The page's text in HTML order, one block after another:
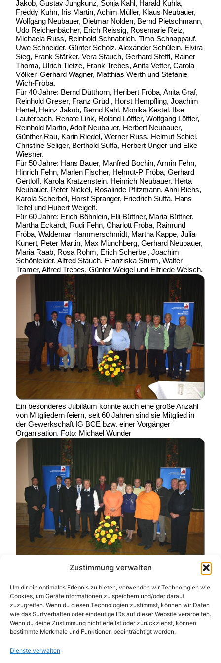
Zustimmung verwalten
Um dir ein optimales Erlebnis zu bieten, verwenden wir Technologien wie
Cookies, um Geräteinformationen zu speichern und/oder darauf
zuzugreifen. Wenn du diesen Technologien zustimmst, können wir Daten
wie das Surfverhalten oder eindeutige IDs auf dieser Website verarbeiten.
Wenn du deine Zustimmung nicht erteilst oder zurückziehst, können
bestimmte Merkmale und Funktionen beeinträchtigt werden.
Dienste verwalten
Jakob, Gustav Jungkunz, Sonja Kahl, Harald Kuhla,
Freddy Kuhn, Iris Martin, Achim Müller, Klaus Neubauer,
Wolfgang Neubauer, Dietmar Nolden, Bernd Pietschmann,
Udo Reichenbächer, Erich Reissig, Rosemarie Reiz,
Michaela Russ, Reinhold Schnabrich, Timo Schnappauf,
Uwe Schneider, Günter Scholz, Alexander Schülein, Elvira
Sieg, Frank Stärker, Vera Stauch, Gerhard Steffl, Rainer
Thoma, Ulrich Tietze, Frank Trebes, Anita Vetter, Carola
Völker, Gerhard Wagner, Matthias Werth und Stefanie
Wich-Fröba.
Für 40 Jahre: Bernd Dütthorn, Heribert Fröba, Anita Graf,
Reinhold Greser, Franz Grüdl, Horst Hempfling, Joachim
Hertel, Heinz Jakob, Bernd Kahl, Monika Kestel, Ilse
Lauterbach, Renate Link, Roland Löffler, Wolfgang Löffler,
Reinhold Martin, Adolf Neubauer, Herbert Neubauer,
Günther Rau, Karin Riedel, Werner Russ, Helmut Schiel,
Christine Seliger, Berthold Suffa, Herbert Unger und Elke
Wiesner.
Für 50 Jahre: Hans Bauer, Manfred Bochin, Armin Fehn,
Hinrich Fehn, Marlen Fischer, Helmut-P Fröba, Gerhard
Gertloff, Karola Kratzenstein, Heinrich Neubauer, Herta
Neubauer, Peter Nickel, Rosalinde Pfitzmann, Anni Riehs,
Karola Scherbel, Horst Spranger, Friedrich Suffa, Hans
Teifel und Hubert Weigelt.
Für 60 Jahre: Erich Böhnlein, Elli Büttner, Maria Büttner,
Martha Eckardt, Rudi Fehn, Charlott Fröba, Raimund
Fröba, Waldemar Hammerschmidt, Martha Kappe, Julia
Kunert, Peter Martin, Max Münchberg, Gerhard Neubauer,
Maria Raab, Rosa Rohm, Erich Scherbel, Joachim
Schönfelder, Alfred Stauch, Franziska Sturm, Walter
Tramer, Alfred Trebes, Günter Weigel und Elfriede Welsch.
Ein besonderes Jubiläum konnte auch eine große Anzahl
von Mitgliedern feiern, seit 60 Jahren sind sie Mitglied in
der Gewerkschaft IG BCE bzw. einer Vorgänger
Organisation. Foto: Michael Wunder
Seit einem halben Jahrhundert halten diese Mitglieder der